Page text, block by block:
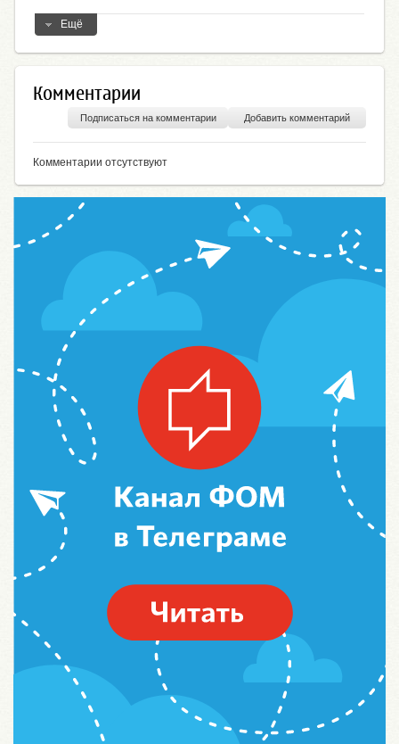
Ещё
Комментарии
Добавить комментарий
Подписаться на комментарии
Комментарии отсутствуют